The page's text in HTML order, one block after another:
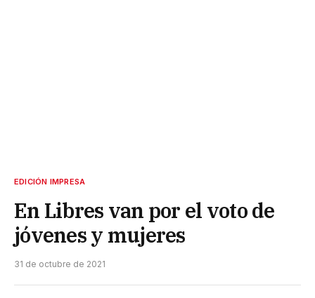
EDICIÓN IMPRESA
En Libres van por el voto de
jóvenes y mujeres
31 de octubre de 2021